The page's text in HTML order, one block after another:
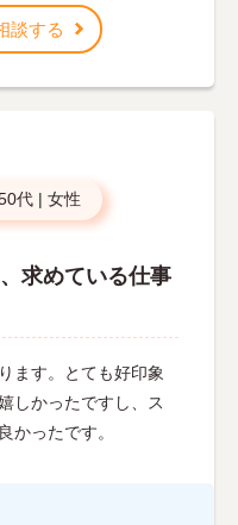
談する
代 | 女性
求めている仕事
ます。とても好印象
しかったですし、ス
かったです。